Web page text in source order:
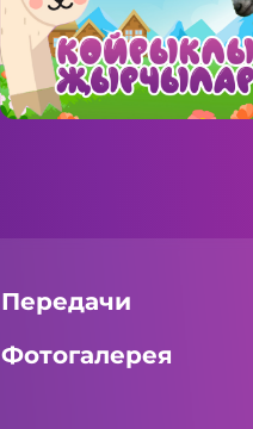
Передачи
Фотогалерея